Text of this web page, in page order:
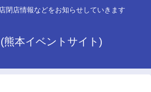
閉店情報などをお知らせしていきます
熊本イベントサイト)